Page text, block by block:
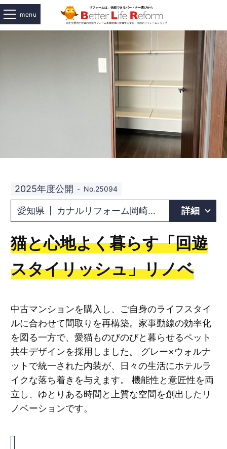
menu
2025年度公開 No.25094
愛知県 カナルリフォーム岡崎北店 詳細
猫と心地よく暮らす「回遊
スタイリッシュ」リノベ
中古マンションを購入し、ご自身のライフスタイ
ルに合わせて間取りを再構築。家事動線の効率化
を図る一方で、愛猫ものびのびと暮らせるペット
共生デザインを採用しました。 グレー×ウォルナ
ットで統一された内装が、日々の生活にホテルラ
イクな落ち着きを与えます。 機能性と意匠性を両
立し、ゆとりある時間と上質な空間を創出したリ
ノベーションです。